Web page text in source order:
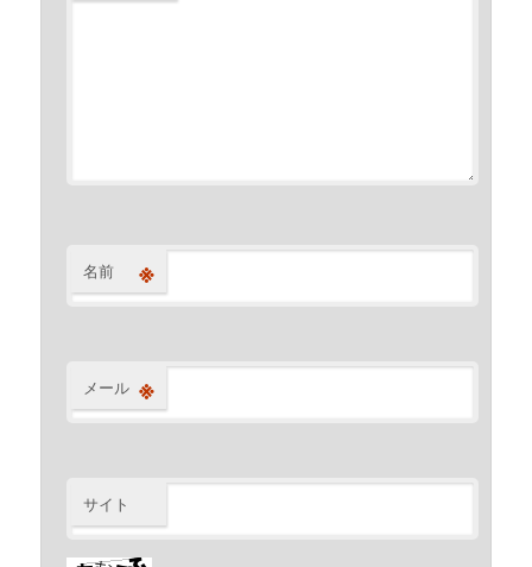
名前 ※
メール ※
サイト